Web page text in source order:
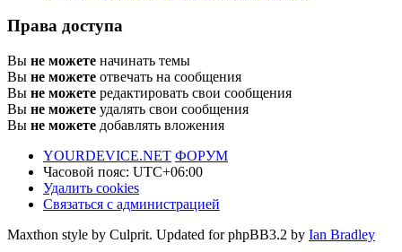
Права доступа
Вы не можете начинать темы
Вы не можете отвечать на сообщения
Вы не можете редактировать свои сообщения
Вы не можете удалять свои сообщения
Вы не можете добавлять вложения
YOURDEVICE.NET ФОРУМ
Часовой пояс: UTC+06:00
Удалить cookies
Связаться с администрацией
Maxthon style by Culprit. Updated for phpBB3.2 by Ian Bradley